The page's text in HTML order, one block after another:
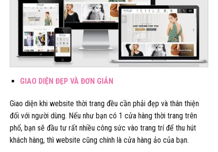
GIAO DIỆN ĐẸP VÀ ĐƠN GIẢN
Giao diện khi website thời trang đều cần phải đẹp và thân thiện
đối với người dùng. Nếu như bạn có 1 cửa hàng thời trang trên
phố, bạn sẽ đầu tư rất nhiều công sức vào trang trí để thu hút
khách hàng, thì website cũng chính là cửa hàng ảo của bạn.